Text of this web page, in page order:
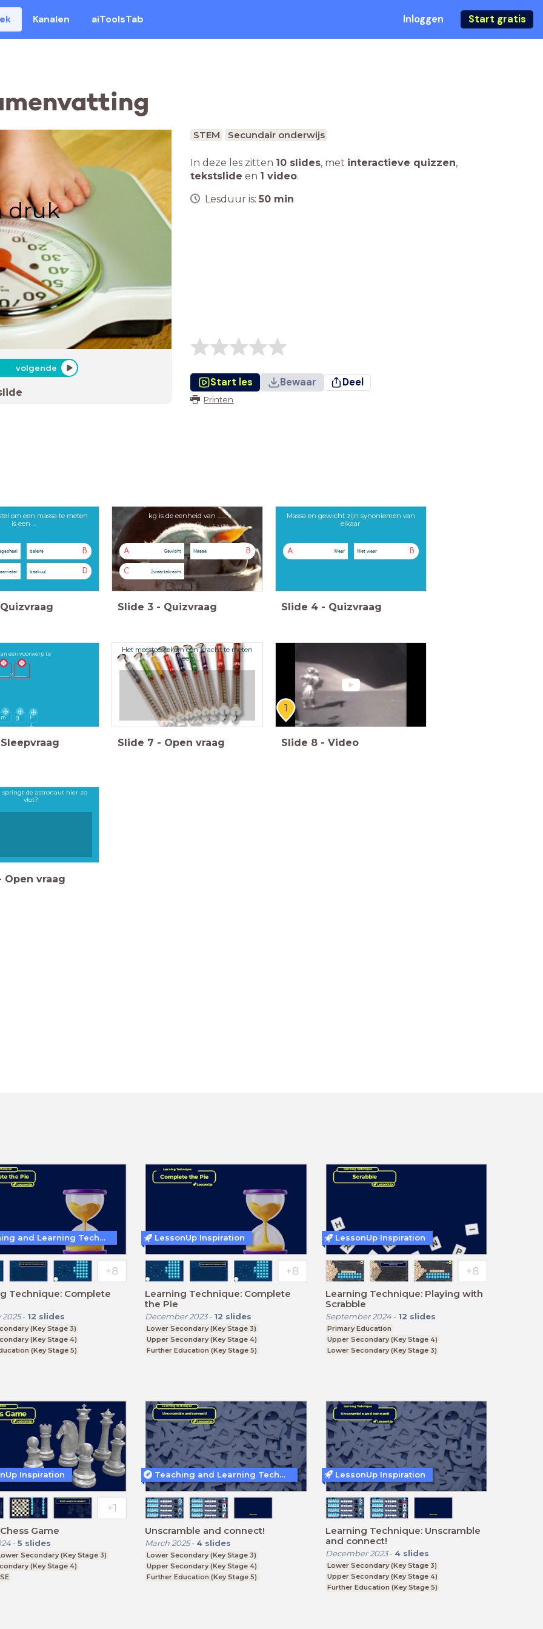
Kanalen aiToolsTab Inloggen Start gratis
druk
volgende
STEM Secundair onderwijs
In deze les zitten 10 slides, met interactieve quizzen,
tekstslide en 1 video.
Lesduur is: 50 min
Start les Bewaar Deel
Printen
om een massa te meten
is een ...
B
balans
D
baskuul
Quizvraag
kg is de eenheid van .......
A Gewicht B
Massa
C Zwaartekracht
Slide 3 - Quizvraag
Massa en gewicht zijn synoniemen van
elkaar
A Waar B
Niet waar
Slide 4 - Quizvraag
een voorwerp te
x _____
m
F
z
g
Sleepvraag
Het meettoestel om een kracht te meten
is een ...
Slide 7 - Open vraag
1
Slide 8 - Video
springt de astronaut hier zo
vlot?
Open vraag
Technique: Complete
- 12 slides
(Key Stage 3)
(Key Stage 4)
(Key Stage 5)
Teaching and Learning Techniques
Learning Technique: Complete
the Pie
December 2023- 12 slides
Lower Secondary (Key Stage 3)
Upper Secondary (Key Stage 4)
Further Education (Key Stage 5)
LessonUp Inspiration
Learning Technique: Playing with
Scrabble
September 2024- 12 slides
Primary Education
Upper Secondary (Key Stage 4)
Lower Secondary (Key Stage 3)
LessonUp Inspiration
Game
- 5 slides
Secondary (Key Stage 3)
(Key Stage 4)
Inspiration
Unscramble and connect!
March 2025- 4 slides
Lower Secondary (Key Stage 3)
Upper Secondary (Key Stage 4)
Further Education (Key Stage 5)
Teaching and Learning Techniques
Learning Technique: Unscramble
and connect!
December 2023- 4 slides
Lower Secondary (Key Stage 3)
Upper Secondary (Key Stage 4)
Further Education (Key Stage 5)
LessonUp Inspiration